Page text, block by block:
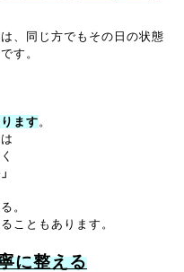
、同じ方でもその日の状態
す。
ます 。
。
こともあります。
に整える